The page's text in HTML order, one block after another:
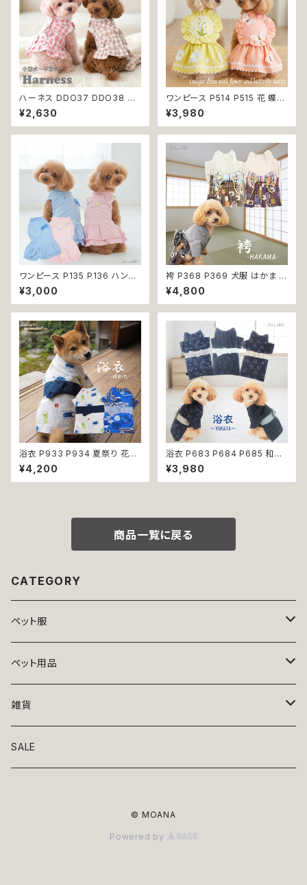
ハーネス DDO37 DDO38 洋
服のようなハーネス 胴輪 チェッ
ク 散歩 お出掛け 引っ張り防止
小型犬 犬 猫 ペット 服 犬服 返
¥2,630
ワンピース P514 P515 花 蝶
ハンドメイド ピンク イエローグ
リーン レース ドッグウェア 春夏
ドッグウエア ドッグ ウェア 犬 猫
の洋服 猫の洋服 春 夏 洋服 女
の子 小型 おしゃれ かわいい 送
料無料 返品交換不可
¥3,980
ワンピース P135 P136 ハンド
メイド ピンク ブルー ナチュラル
カラー パステルカラー ふんわり
カラー キラキラ ドッグウェア do
わいい おしゃれ デイリー フリン
ジ リボン ビーズ フリル ティア
ード 小型犬 返品交換不可
¥3,000
袴 P368 P369 犬服 はかま イ
エロー パープル 和柄 うさぎ リ
ボントップス ボトムス ドッグウェ
ア ドッグ ウェア ドッグウエア 犬
無料 返品交換不可
¥4,800
浴衣 P933 P934 夏祭り 花火
大会 富士山 カブトムシ クワガ
タ 昆虫柄 和装 和柄 古風 伝統
日本 夏 ハンドメイド ドッグウエ
服 犬洋服 犬の洋服 洋服 おしゃ
¥4,200
浴衣 P683 P684 P685 和装
和柄 夏 祭り 花火大会 ドッグ ウ
ェア ドッグウエア 犬 猫 ペット
服 犬服 猫服 犬猫 犬の服 猫の
¥3,980
商品一覧に戻る
CATEGORY
ペット服
トップス
ニット
アロハ
ボトムス
ワンピース
ペット用品
ベッド
リード・首輪
雑貨
アート
SALE
© MOANA
Powered by